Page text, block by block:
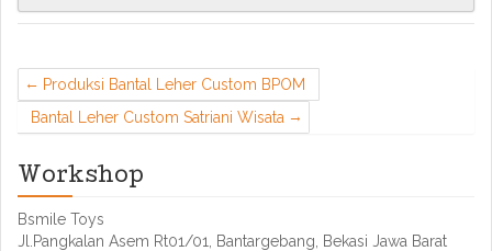
Produksi Bantal Leher Custom BPOM
Bantal Leher Custom Satriani Wisata
Workshop
Bsmile Toys
Jl.Pangkalan Asem Rt01/01, Bantargebang, Bekasi Jawa Barat